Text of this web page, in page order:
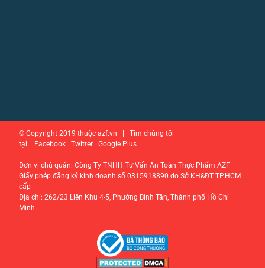
© Copyright 2019 thuộc azf.vn | Tìm chúng tôi
tại: Facebook Twitter Google Plus |
Đơn vị chủ quản: Công Ty TNHH Tư Vấn An Toàn Thực Phẩm AZF
Giấy phép đăng ký kinh doanh số 0315918890 do Sở KH&ĐT TP.HCM
cấp
Địa chỉ: 262/23 Liên Khu 4-5, Phường Bình Tân, Thành phố Hồ Chí
Minh